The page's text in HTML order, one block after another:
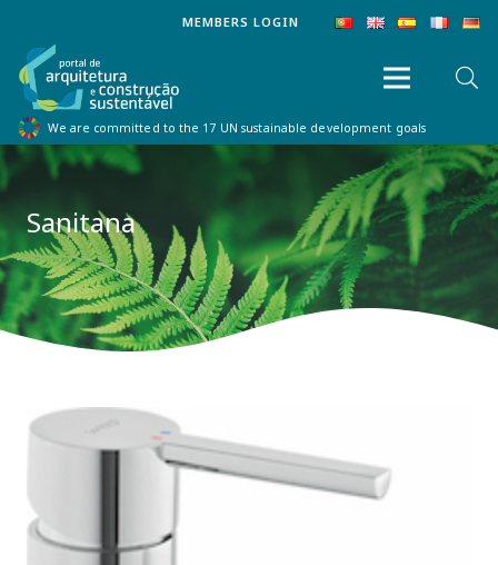
MEMBERS LOGIN
We are committed to the 17 UN sustainable development goals
Sanitana